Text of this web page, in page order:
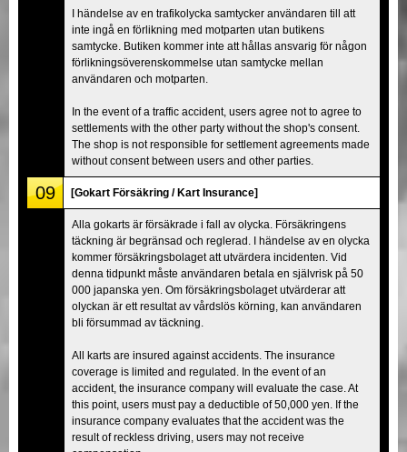
I händelse av en trafikolycka samtycker användaren till att
inte ingå en förlikning med motparten utan butikens
samtycke. Butiken kommer inte att hållas ansvarig för någon
förlikningsöverenskommelse utan samtycke mellan
användaren och motparten.
In the event of a traffic accident, users agree not to agree to
settlements with the other party without the shop's consent.
The shop is not responsible for settlement agreements made
without consent between users and other parties.
09 [Gokart Försäkring / Kart Insurance]
Alla gokarts är försäkrade i fall av olycka. Försäkringens
täckning är begränsad och reglerad. I händelse av en olycka
kommer försäkringsbolaget att utvärdera incidenten. Vid
denna tidpunkt måste användaren betala en självrisk på 50
000 japanska yen. Om försäkringsbolaget utvärderar att
olyckan är ett resultat av vårdslös körning, kan användaren
bli försummad av täckning.
All karts are insured against accidents. The insurance
coverage is limited and regulated. In the event of an
accident, the insurance company will evaluate the case. At
this point, users must pay a deductible of 50,000 yen. If the
insurance company evaluates that the accident was the
result of reckless driving, users may not receive